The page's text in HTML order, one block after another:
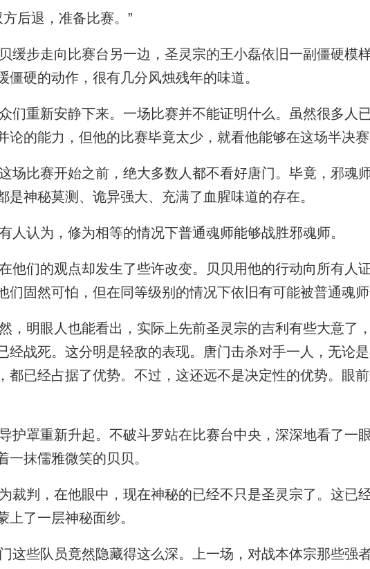
后退，准备比赛。”
缓步走向比赛台另一边，圣灵宗的王小磊依旧一副僵硬模
僵硬的动作，很有几分风烛残年的味道。
们重新安静下来。一场比赛并不能证明什么。虽然很多人
论的能力，但他的比赛毕竟太少，就看他能够在这场半决赛
场比赛开始之前，绝大多数人都不看好唐门。毕竟，邪魂
是神秘莫测、诡异强大、充满了血腥味道的存在。
人认为，修为相等的情况下普通魂师能够战胜邪魂师。
他们的观点却发生了些许改变。贝贝用他的行动向所有人
们固然可怕，但在同等级别的情况下依旧有可能被普通魂师
，明眼人也能看出，实际上先前圣灵宗的吉利有些大意了
经战死。这分明是轻敌的表现。唐门击杀对手一人，无论
都已经占据了优势。不过，这还远不是决定性的优势。眼
护罩重新升起。不破斗罗站在比赛台中央，深深地看了一
一抹儒雅微笑的贝贝。
裁判，在他眼中，现在神秘的已经不只是圣灵宗了。这已
上了一层神秘面纱。
这些队员竟然隐藏得这么深。上一场，对战本体宗那些强